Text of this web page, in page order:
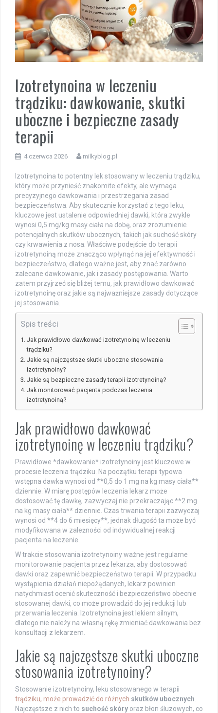
Izotretynoina w leczeniu
trądziku: dawkowanie, skutki
uboczne i bezpieczne zasady
terapii
4 czerwca 2026 milkyblog.pl
Izotretynoina to potentny lek stosowany w leczeniu trądziku,
który może przynieść znakomite efekty, ale wymaga
precyzyjnego dawkowania i przestrzegania zasad
bezpieczeństwa. Aby skutecznie korzystać z tego leku,
kluczowe jest ustalenie odpowiedniej dawki, która zwykle
wynosi 0,5 mg/kg masy ciała na dobę, oraz zrozumienie
potencjalnych skutków ubocznych, takich jak suchość skóry
czy krwawienia z nosa. Właściwe podejście do terapii
izotretynoiną może znacząco wpłynąć na jej efektywność i
bezpieczeństwo, dlatego ważne jest, aby znać zarówno
zalecane dawkowanie, jak i zasady postępowania. Warto
zatem przyjrzeć się bliżej temu, jak prawidłowo dawkować
izotretynoinę oraz jakie są najważniejsze zasady dotyczące
jej stosowania.
Spis treści
Jak prawidłowo dawkować izotretynoinę w leczeniu
trądziku?
Jakie są najczęstsze skutki uboczne stosowania
izotretynoiny?
Jakie są bezpieczne zasady terapii izotretynoiną?
Jak monitorować pacjenta podczas leczenia
izotretynoiną?
Jak prawidłowo dawkować
izotretynoinę w leczeniu trądziku?
Prawidłowe *dawkowanie* izotretynoiny jest kluczowe w
procesie leczenia trądziku. Na początku terapii typowa
wstępna dawka wynosi od **0,5 do 1 mg na kg masy ciała**
dziennie. W miarę postępów leczenia lekarz może
dostosować tę dawkę, zazwyczaj nie przekraczając **2 mg
na kg masy ciała** dziennie. Czas trwania terapii zazwyczaj
wynosi od **4 do 6 miesięcy**, jednak długość ta może być
modyfikowana w zależności od indywidualnej reakcji
pacjenta na leczenie.
W trakcie stosowania izotretynoiny ważne jest regularne
monitorowanie pacjenta przez lekarza, aby dostosować
dawki oraz zapewnić bezpieczeństwo terapii. W przypadku
wystąpienia działań niepożądanych, lekarz powinien
natychmiast ocenić skuteczność i bezpieczeństwo obecnie
stosowanej dawki, co może prowadzić do jej redukcji lub
przerwania leczenia. Izotretynoina jest lekiem silnym,
dlatego nie należy na własną rękę zmieniać dawkowania bez
konsultacji z lekarzem.
Jakie są najczęstsze skutki uboczne
stosowania izotretynoiny?
Stosowanie izotretynoiny, leku stosowanego w terapii
trądziku, może prowadzić do różnych skutków ubocznych
Najczęstsze z nich to suchość skóry oraz błon śluzowych, co